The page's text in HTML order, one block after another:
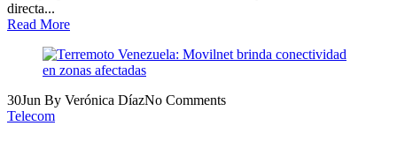
directa...
Read More
30Jun By Verónica DíazNo Comments
Telecom